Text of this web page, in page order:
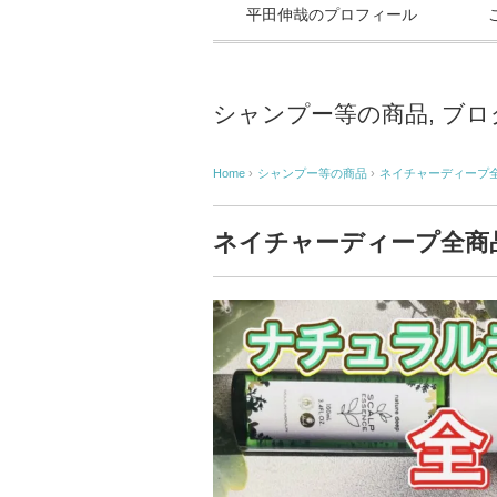
平田伸哉のプロフィール
シャンプー等の商品, ブロ
Home › シャンプー等の商品 › ネイチャーディープ
ネイチャーディープ全商